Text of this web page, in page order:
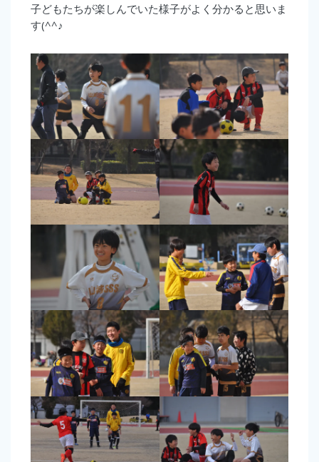
子どもたちが楽しんでいた様子がよく分かると思いま
す(^^♪